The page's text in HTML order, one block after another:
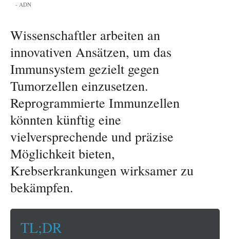
ADN
Wissenschaftler arbeiten an
innovativen Ansätzen, um das
Immunsystem gezielt gegen
Tumorzellen einzusetzen.
Reprogrammierte Immunzellen
könnten künftig eine
vielversprechende und präzise
Möglichkeit bieten,
Krebserkrankungen wirksamer zu
bekämpfen.
TL;DR